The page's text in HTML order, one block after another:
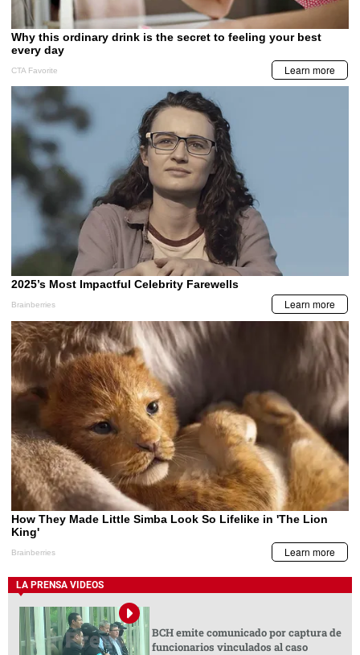
LA PRENSA VIDEOS
BCH emite comunicado por captura de
funcionarios vinculados al caso